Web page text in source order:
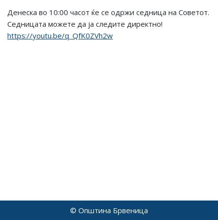
Денеска во 10:00 часот ќе се одржи седница на Советот.
Седницата можете да ја следите директно!
https://youtu.be/q_QfK0ZVh2w
© Општина Брвеница